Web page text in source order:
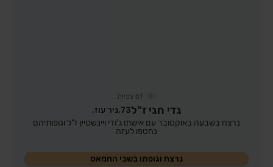
61 צפיות
גדי חגי ז"ל73, ניר עוז,
נרצח בשבעה באוקטובר עם אישתו ג'ודי ויינשטיין ז"ל וגופותיהם
נחטפו לעזה
נרצח וגופתו בשבי החמאס